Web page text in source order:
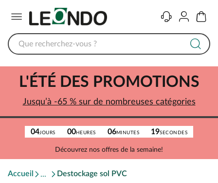
ContactComptePanier
04JOURS 00HEURES 06MINUTES 19SECONDES
Découvrez nos offres de la semaine!
L'ÉTÉ DES PROMOTIONS
Jusqu’à -65 % sur de nombreuses catégories
Accueil Destockage sol PVC